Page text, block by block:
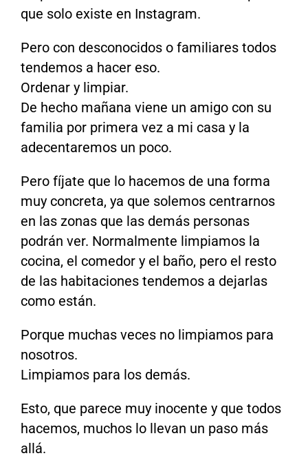
que solo existe en Instagram.
Pero con desconocidos o familiares todos
tendemos a hacer eso.
Ordenar y limpiar.
De hecho mañana viene un amigo con su
familia por primera vez a mi casa y la
adecentaremos un poco.
Pero fíjate que lo hacemos de una forma
muy concreta, ya que solemos centrarnos
en las zonas que las demás personas
podrán ver. Normalmente limpiamos la
cocina, el comedor y el baño, pero el resto
de las habitaciones tendemos a dejarlas
como están.
Porque muchas veces no limpiamos para
nosotros.
Limpiamos para los demás.
Esto, que parece muy inocente y que todos
hacemos, muchos lo llevan un paso más
allá.